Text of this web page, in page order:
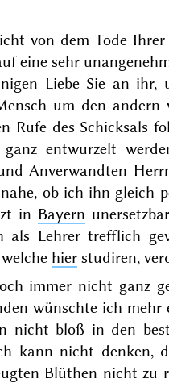
von demTode Ihrer
eine sehr
Liebe Sie an
um den
Rufe des Schicksals
entwurzelt
Anverwandten
ob ich ihn gleich
in Bayern
als Lehrer trefflich
welche hierstudiren,
immer nicht ganz
wünschte ich
nicht bloß in den
kann nicht denken,
Blüthen nicht zu